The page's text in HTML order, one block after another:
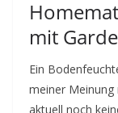
mit
Ein
meiner Meinung
aktuell noch